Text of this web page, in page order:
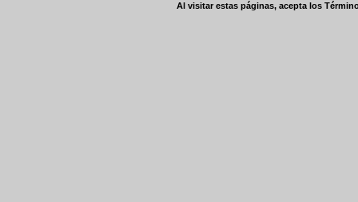
Al visitar estas páginas, acepta los